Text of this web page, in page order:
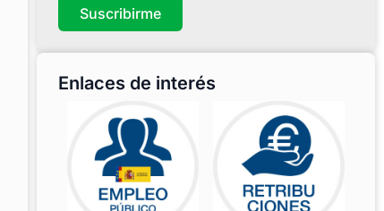
Suscribirme
Enlaces de interés